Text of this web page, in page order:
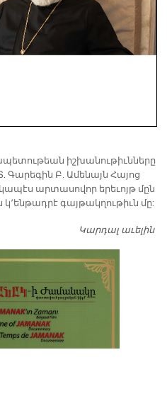
իշխանութիւնները
Գարեգին Բ. Ամենայն Հայոց
արտասովոր երեւոյթ մըն
կ՚ենթադրէ գայթակղութիւն մը:
Կարդալ աւելին